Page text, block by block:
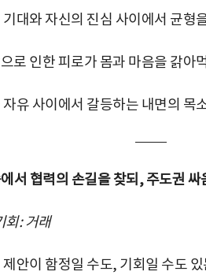
기대와 자신의 진심 사이에서 균형
로 인한 피로가 몸과 마음을 갉아
자유 사이에서 갈등하는 내면의 목
서 협력의 손길을 찾되, 주도권 싸
회: 거래
제안이 함정일 수도, 기회일 수도